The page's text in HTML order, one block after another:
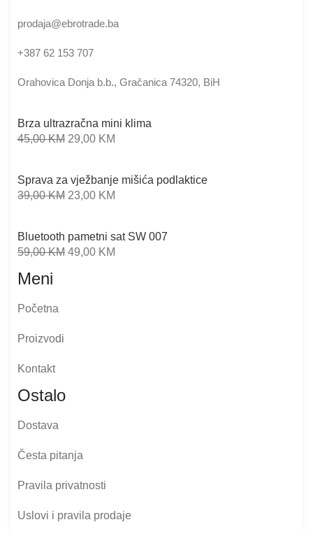
prodaja@ebrotrade.ba
+387 62 153 707
Orahovica Donja b.b., Gračanica 74320, BiH
Brza ultrazračna mini klima
45,00KM 29,00 KM
Sprava za vježbanje mišića podlaktice
39,00KM 23,00 KM
Bluetooth pametni sat SW 007
59,00KM 49,00 KM
Meni
Početna
Proizvodi
Kontakt
Ostalo
Dostava
Česta pitanja
Pravila privatnosti
Uslovi i pravila prodaje